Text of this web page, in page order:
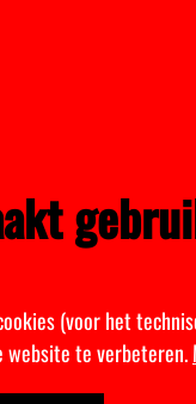
Research
communicatie en
(voor het
website te verbeteren.